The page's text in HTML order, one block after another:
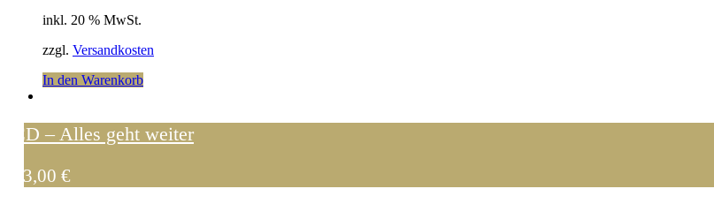
inkl. 20 % MwSt.
zzgl. Versandkosten
In den Warenkorb
CD – Alles geht weiter
13,00 €